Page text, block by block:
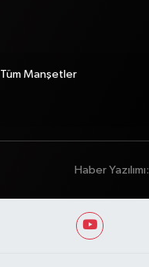
Tüm Manşetler
Haber Yazılımı: